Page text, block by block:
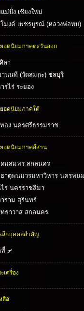
ม่ปั๋ง เชียงใหม่
มงค์ เพชรบูรณ์ (หลวงพ่อทบ)
ยอดนิยมภาคตะวันออก
ลา
นนที (วัดสมถะ) ชลบุรี
รไร่ ระยอง
ยอดนิยมภาคใต้
อง นครศรีธรรมราช
ยอดนิยมภาคอีสาน
ดมสมพร สกลนคร
ธาตุพนมวรมหาวิหาร นครพน
ร่ นครราชสีมา
ราม สุรินทร์
ธาวาส สกลนคร
ลึกบุคคลสำคัญ
ที่ ๙
เครื่อง
สือ